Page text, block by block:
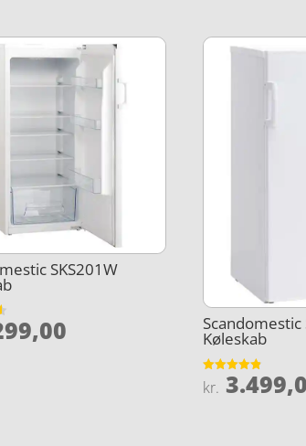
SKS201W
Scandomestic
Køleskab
Vurderet
4.8
kr.